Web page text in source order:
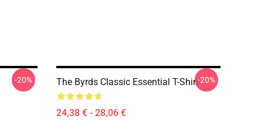
-20% The Byrds Classic Essential T-Shirt
24,38 € - 28,06 €
-20%